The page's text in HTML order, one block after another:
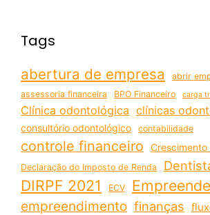
Tags
abertura de empresa
abrir
assessoria financeira
BPO Financeiro carga
Clínica odontológica clínicas
consultório odontológico contabilidade
controle financeiro
Declaração do Imposto de Renda
DIRPF 2021 ECV
empreendimento finanças